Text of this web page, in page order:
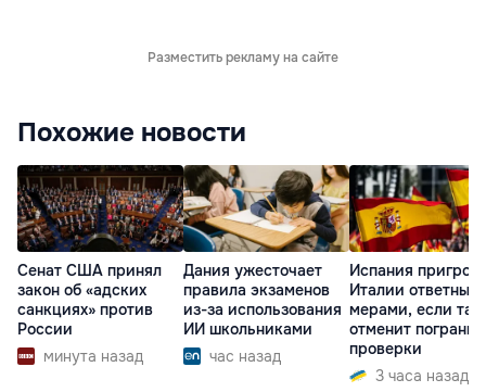
Разместить рекламу на сайте
Похожие новости
Сенат США принял
закон об «адских
санкциях» против
России
минута назад
Дания ужесточает
правила экзаменов
из-за использования
ИИ школьниками
час назад
Испания
Италии
мерами, если та
отменит
проверки
3 часа назад